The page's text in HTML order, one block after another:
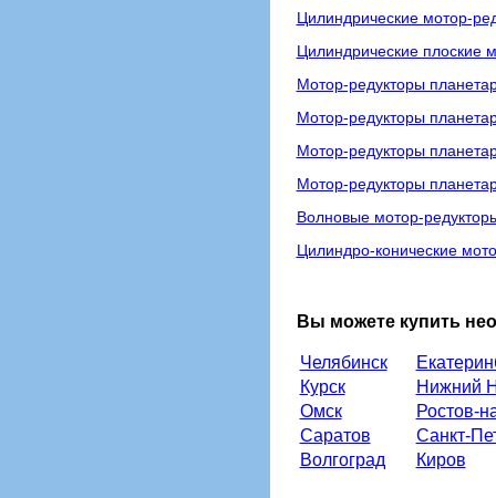
Цилиндрические мотор-
Цилиндрические плоские
Мотор-редукторы
Мотор-редукторы
Мотор-редукторы
Мотор-редукторы
Волновые мотор-
Цилиндро-конические
Вы можете купить
Челябинск
Курск
Нижний
Омск
Ростов-
Саратов
Санкт-
Волгоград
Киров